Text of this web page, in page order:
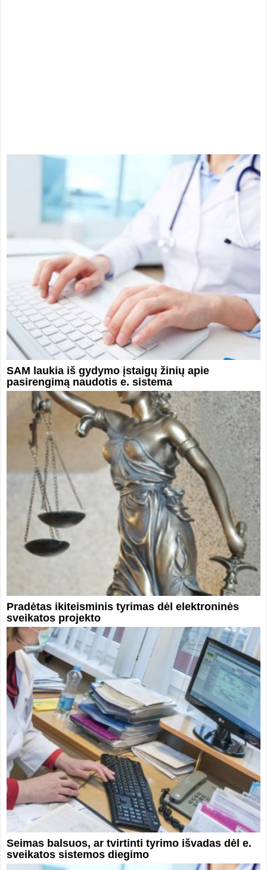
SAM laukia iš gydymo įstaigų žinių apie
pasirengimą naudotis e. sistema
Pradėtas ikiteisminis tyrimas dėl elektroninės
sveikatos projekto
Seimas balsuos, ar tvirtinti tyrimo išvadas dėl e.
sveikatos sistemos diegimo